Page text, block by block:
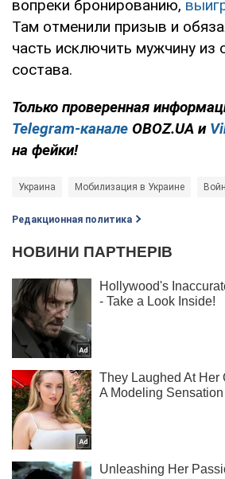
вопреки бронированию,
Там отменили призыв и
часть исключить мужчину из
состава.
Только проверенная
Telegram-канале OBOZ.UA и
на фейки!
Украина Мобилизация в Украине
Редакционная политика